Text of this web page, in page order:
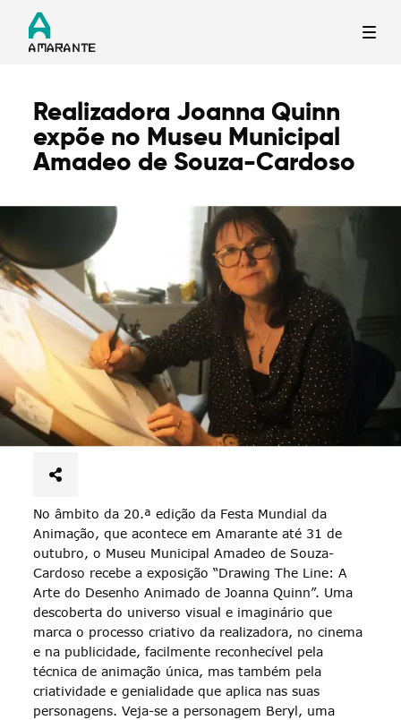
Termo de Pesquisa
Categorias gerais
Filtros
Realizadora Joanna Quinn
expõe no Museu Municipal
Amadeo de Souza-Cardoso
No âmbito da 20.ª edição da Festa Mundial da
Animação, que acontece em Amarante até 31 de
outubro, o Museu Municipal Amadeo de Souza-
Cardoso recebe a exposição “Drawing The Line: A
Arte do Desenho Animado de Joanna Quinn”. Uma
descoberta do universo visual e imaginário que
marca o processo criativo da realizadora, no cinema
e na publicidade, facilmente reconhecível pela
técnica de animação única, mas também pela
criatividade e genialidade que aplica nas suas
personagens. Veja-se a personagem Beryl, uma